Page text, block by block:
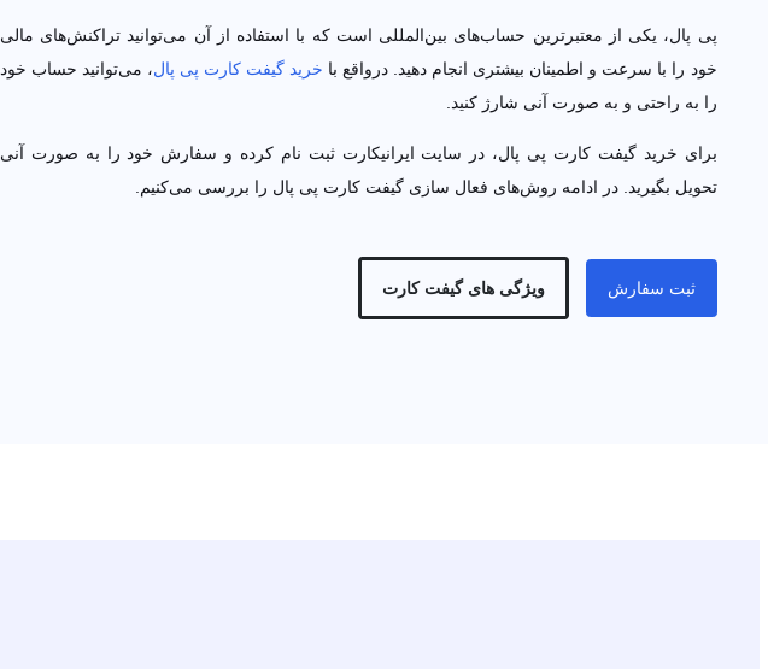
سرعت و اطمینان بیشتری انجام دهید. درواقع باخرید گیفت کارت پی پال ، می‌توانید حساب خود را به راحتی و
به صورت آنی شارژ کنید.
برای خرید گیفت کارت پی پال، در سایت ایرانیکارت ثبت نام کرده و سفارش خود را به صورت آنی تحویل بگیرید. در
ادامه روش‌های فعال سازی گیفت کارت پی پال را بررسی می‌کنیم.
ثبت سفارش ویژگی های گیفت کارت